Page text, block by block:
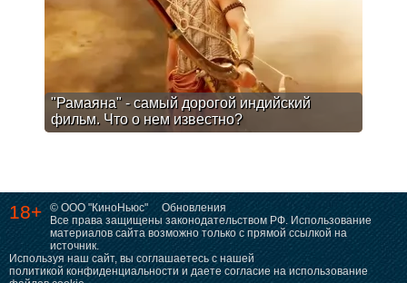
"Рамаяна" - самый дорогой индийский
фильм. Что о нем известно?
18+ © ООО "КиноНьюс"
Обновления
Все права защищены законодательством РФ. Использование
материалов сайта возможно только с прямой ссылкой на
источник.
Используя наш сайт, вы соглашаетесь с нашей
политикой конфиденциальности и даете согласие на использование